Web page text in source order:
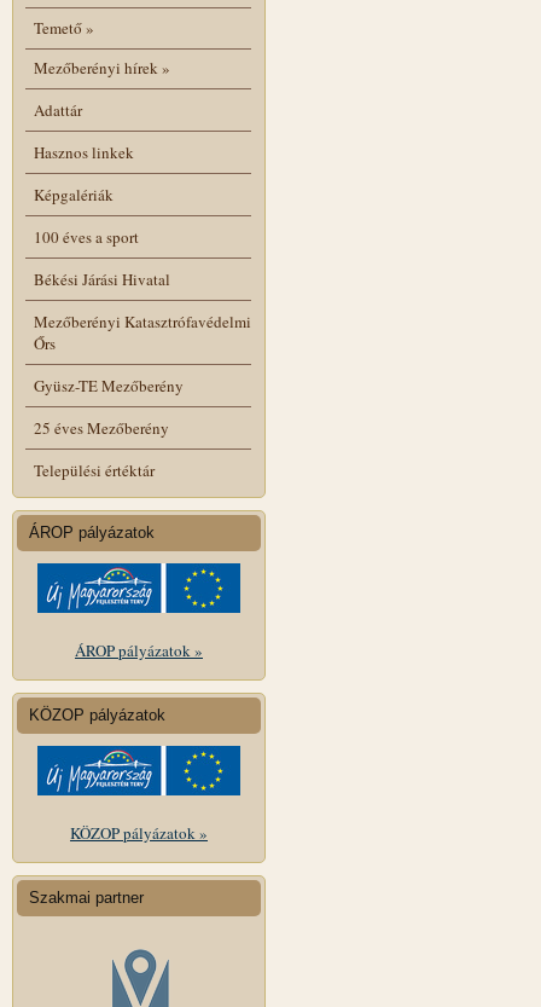
Temető»
Mezőberényi hírek»
Adattár
Hasznos linkek
Képgalériák
100 éves a sport
Békési Járási Hivatal
Mezőberényi Katasztrófavédelmi
Őrs
Gyüsz-TE Mezőberény
25 éves Mezőberény
Települési értéktár
ÁROP pályázatok
ÁROP pályázatok »
KÖZOP pályázatok
KÖZOP pályázatok »
Szakmai partner